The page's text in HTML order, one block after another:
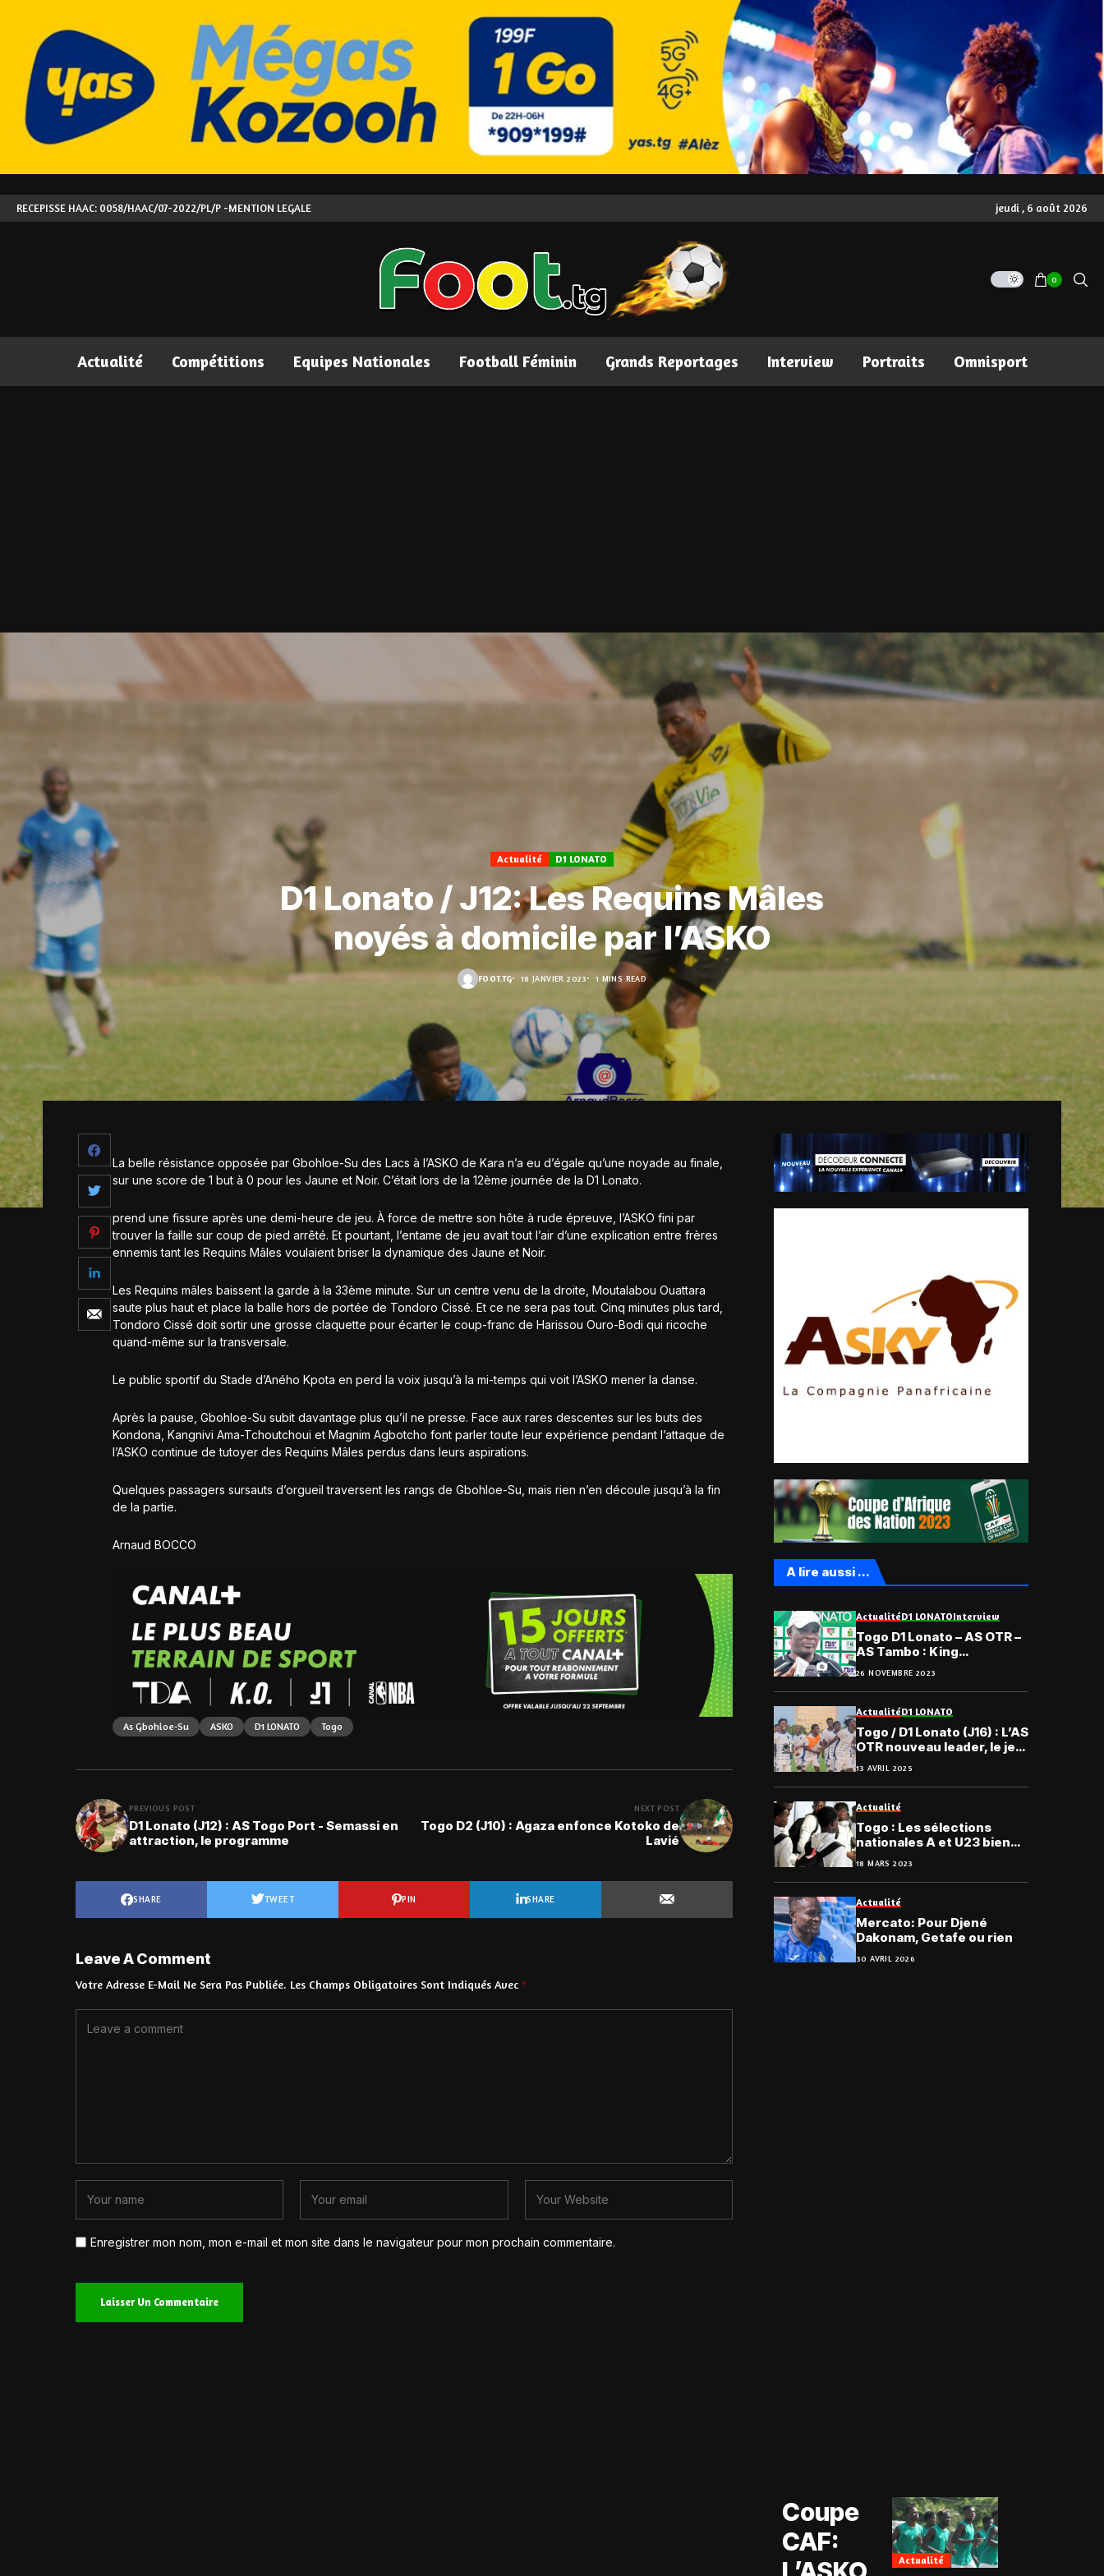
RECEPISSE HAAC: 0058/HAAC/07-2022/PL/P -MENTION LEGALE jeudi , 6 août 2026
0
Actualité Compétitions Equipes Nationales Football Féminin Grands Reportages Interview Portraits Omnisport
Actualité D1 LONATO
D1 Lonato / J12: Les Requins Mâles
noyés à domicile par l’ASKO
FOOT.TG 18 JANVIER 2023 1 MINS READ
La belle résistance opposée par Gbohloe-Su des Lacs à l’ASKO de Kara n’a eu d’égale qu’une noyade au finale,
sur une score de 1 but à 0 pour les Jaune et Noir. C’était lors de la 12ème journée de la D1 Lonato.
prend une fissure après une demi-heure de jeu. À force de mettre son hôte à rude épreuve, l’ASKO fini par
trouver la faille sur coup de pied arrêté. Et pourtant, l’entame de jeu avait tout l’air d’une explication entre frères
ennemis tant les Requins Mâles voulaient briser la dynamique des Jaune et Noir.
Les Requins mâles baissent la garde à la 33ème minute. Sur un centre venu de la droite, Moutalabou Ouattara
saute plus haut et place la balle hors de portée de Tondoro Cissé. Et ce ne sera pas tout. Cinq minutes plus tard,
Tondoro Cissé doit sortir une grosse claquette pour écarter le coup-franc de Harissou Ouro-Bodi qui ricoche
quand-même sur la transversale.
Le public sportif du Stade d’Aného Kpota en perd la voix jusqu’à la mi-temps qui voit l’ASKO mener la danse.
Après la pause, Gbohloe-Su subit davantage plus qu’il ne presse. Face aux rares descentes sur les buts des
Kondona, Kangnivi Ama-Tchoutchoui et Magnim Agbotcho font parler toute leur expérience pendant l’attaque de
l’ASKO continue de tutoyer des Requins Mâles perdus dans leurs aspirations.
Quelques passagers sursauts d’orgueil traversent les rangs de Gbohloe-Su, mais rien n’en découle jusqu’à la fin
de la partie.
Arnaud BOCCO
As Gbohloe-Su ASKO D1 LONATO Togo
PREVIOUS POST
D1 Lonato (J12) : AS Togo Port - Semassi en
attraction, le programme
NEXT POST
Togo D2 (J10) : Agaza enfonce Kotoko de
Lavié
SHARE TWEET PIN SHARE
Leave A Comment
Votre Adresse E-Mail Ne Sera Pas Publiée. Les Champs Obligatoires Sont Indiqués Avec *
Enregistrer mon nom, mon e-mail et mon site dans le navigateur pour mon prochain commentaire.
A lire aussi ...
ActualitéD1 LONATOInterview
Togo D1 Lonato – AS OTR –
AS Tambo : King
Ametokodo, heureux
revanchard
26 NOVEMBRE 2023
ActualitéD1 LONATO
Togo / D1 Lonato (J16) : L’AS
OTR nouveau leader, le jeu
de chaises musicales se
poursuit
13 AVRIL 2025
Actualité
Togo : Les sélections
nationales A et U23 bien
arrivées en terre
Marocaine
18 MARS 2023
Actualité
Mercato: Pour Djené
Dakonam, Getafe ou rien
30 AVRIL 2026
Coupe
CAF:
Actualité